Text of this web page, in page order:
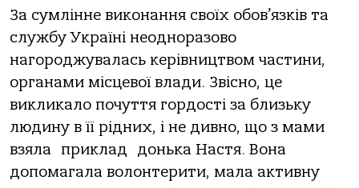
За сумлінне виконання своїх обов’язків та
службу Україні неодноразово
нагороджувалась керівництвом частини,
органами місцевої влади. Звісно, це
викликало почуття гордості за близьку
людину в її рідних, і не дивно, що з мами
взяла приклад донька Настя. Вона
допомагала волонтерити, мала активну